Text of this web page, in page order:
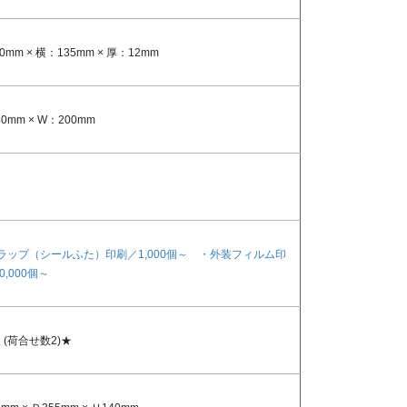
× 横：135mm × 厚：12mm
× W：200mm
ップ（シールふた）印刷／1,000個～ ・外装フィルム印
個～
(荷合せ数2)★